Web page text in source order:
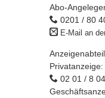
Abo-
0201 / 80
E-Mail an
Privatanzeige:
02 01 / 8